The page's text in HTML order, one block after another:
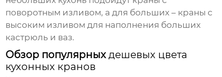
поворотным изливом, а для больших – краны с
высоким изливом для наполнения больших
кастрюль и ваз.
Обзор популярныхдешевых цвета
кухонных кранов